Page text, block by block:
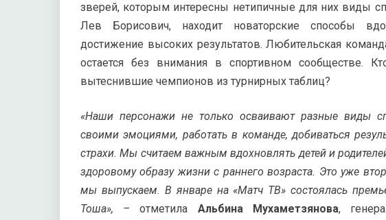
зверей, которым интересны нетипичные для них виды
Лев Борисович, находит новаторские способы
достижение высоких результатов. Любительская
остается без внимания в спортивном сообществе.
вытеснившие чемпионов из турнирных таблиц?
«Наши персонажи не только осваивают разные виды
своими эмоциями, работать в команде, добиваться
страхи. Мы считаем важным вдохновлять детей и
здоровому образу жизни с раннего возраста. Это уже
мы выпускаем. В январе на «Матч ТВ» состоялась
Тоша», – отметила Альбина Мухаметзянова,